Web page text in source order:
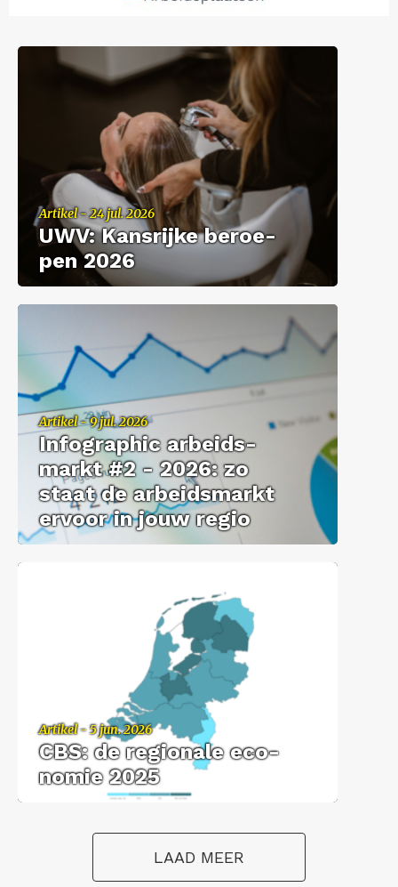
Ar­ti­kel - 24 jul. 2026
UWV: Kans­rij­ke be­roe­
pen 2026
Ar­ti­kel - 9 jul. 2026
In­fo­grap­hic ar­beids­
markt #2 - 2026: zo
staat de ar­beids­markt
er­voor in jouw regio
Ar­ti­kel - 5 jun. 2026
CBS: de re­gi­o­na­le eco­
no­mie 2025
LAAD MEER